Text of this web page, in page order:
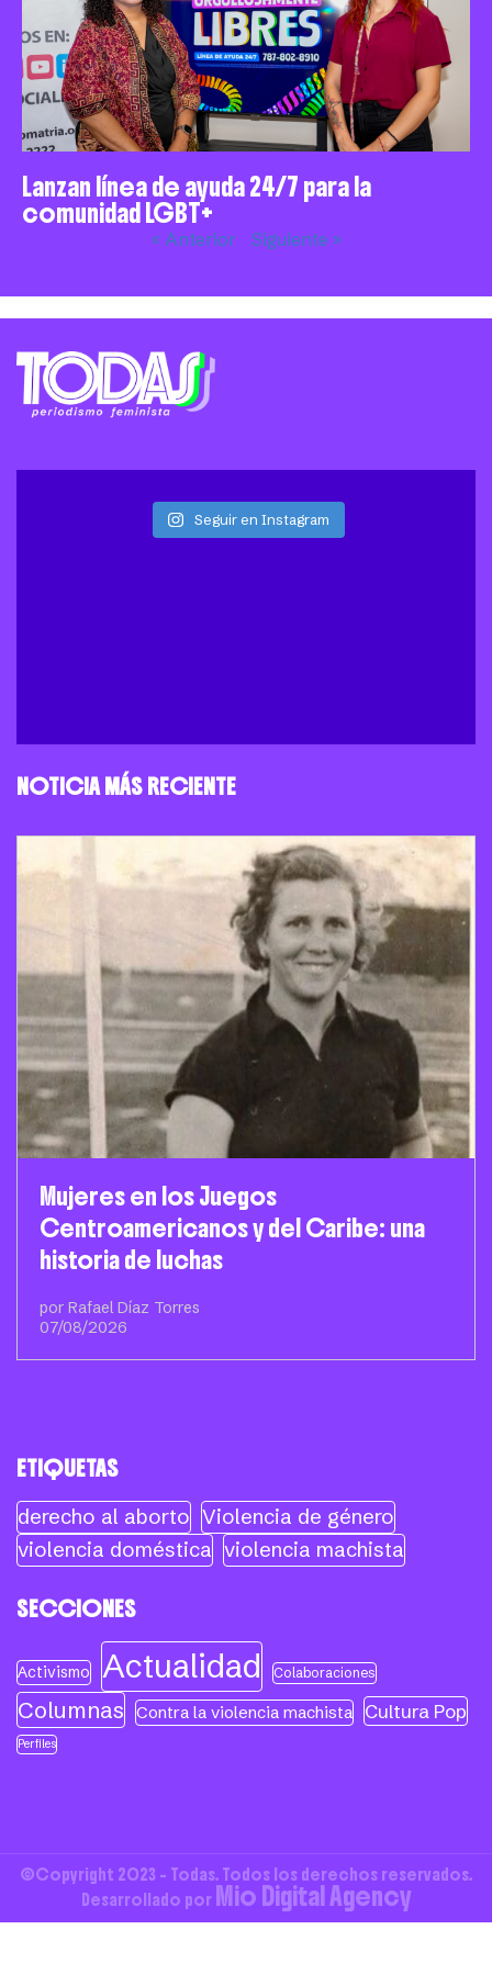
Lanzan línea de ayuda 24/7 para la
comunidad LGBT+
« Anterior Siguiente »
Seguir en Instagram
NOTICIA MÁS RECIENTE
Mujeres en los Juegos
Centroamericanos y del Caribe: una
historia de luchas
por Rafael Díaz Torres
07/08/2026
ETIQUETAS
derecho al aborto Violencia de género
violencia doméstica violencia machista
SECCIONES
Activismo Actualidad Colaboraciones
Columnas Contra la violencia machista Cultura Pop
Perfiles
©Copyright 2023 - Todas. Todos los derechos reservados.
Desarrollado por Mio Digital Agency